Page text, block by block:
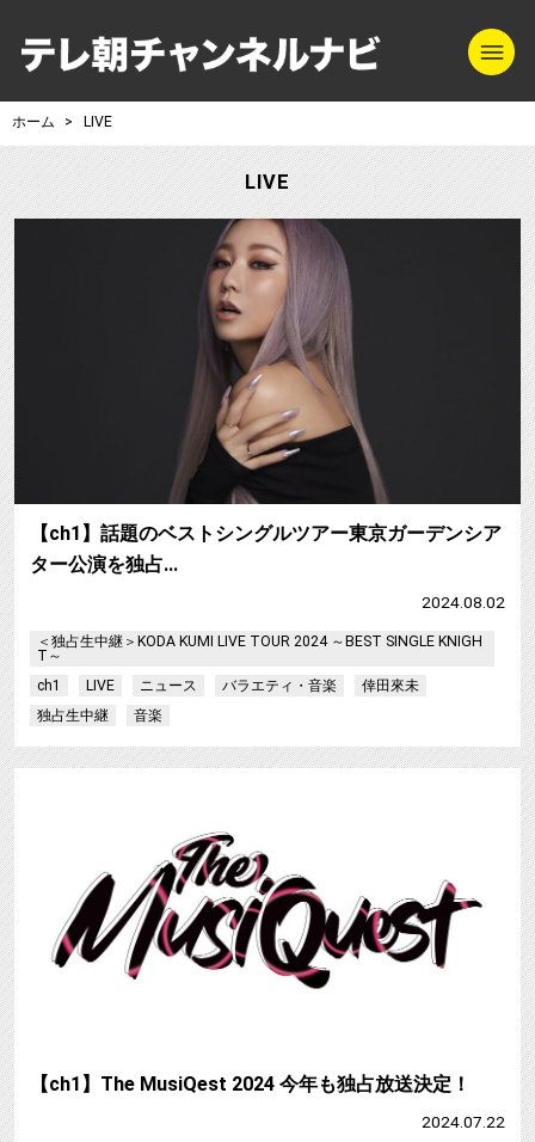
テレ朝チャンネ
ホーム LIVE
LIVE
【ch1】話題のベストシングルツアー東京ガーデンシア
ター公演を独占…
2024.08.02
＜独占生中継＞KODA KUMI LIVE TOUR 2024 ～BEST SINGLE KNIGH
T～
ch1
LIVE ニュース バラエティ・音楽
倖田來未
独占生中継
音楽
【ch1】The MusiQest 2024 今年も独占放送決定！
2024.07.22